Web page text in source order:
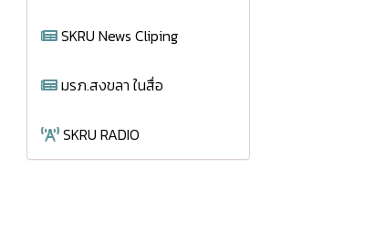
SKRU News Cliping
มรภ.สงขลา ในสื่อ
SKRU RADIO